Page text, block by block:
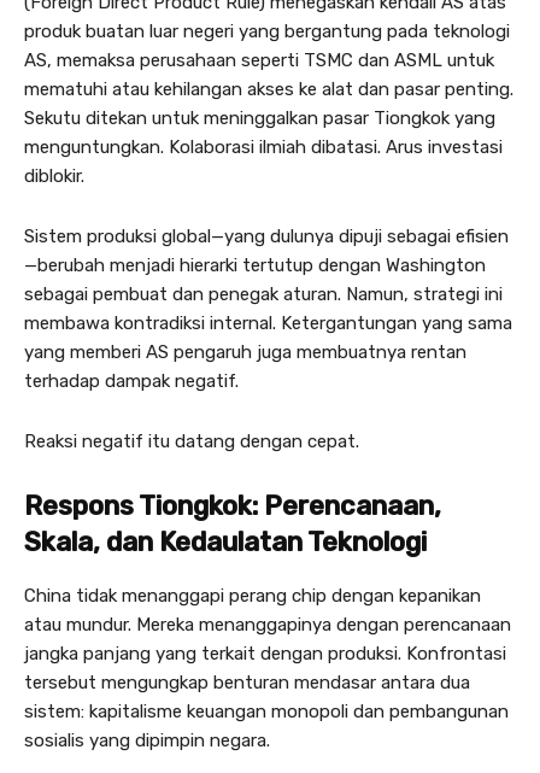
produk buatan luar negeri yang bergantung pada teknologi
AS, memaksa perusahaan seperti TSMC dan ASML untuk
mematuhi atau kehilangan akses ke alat dan pasar penting.
Sekutu ditekan untuk meninggalkan pasar Tiongkok yang
menguntungkan. Kolaborasi ilmiah dibatasi. Arus investasi
diblokir.
Sistem produksi global—yang dulunya dipuji sebagai efisien
—berubah menjadi hierarki tertutup dengan Washington
sebagai pembuat dan penegak aturan. Namun, strategi ini
membawa kontradiksi internal. Ketergantungan yang sama
yang memberi AS pengaruh juga membuatnya rentan
terhadap dampak negatif.
Reaksi negatif itu datang dengan cepat.
Respons Tiongkok: Perencanaan,
Skala, dan Kedaulatan Teknologi
China tidak menanggapi perang chip dengan kepanikan
atau mundur. Mereka menanggapinya dengan perencanaan
jangka panjang yang terkait dengan produksi. Konfrontasi
tersebut mengungkap benturan mendasar antara dua
sistem: kapitalisme keuangan monopoli dan pembangunan
sosialis yang dipimpin negara.